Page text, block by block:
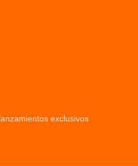
exclusivos